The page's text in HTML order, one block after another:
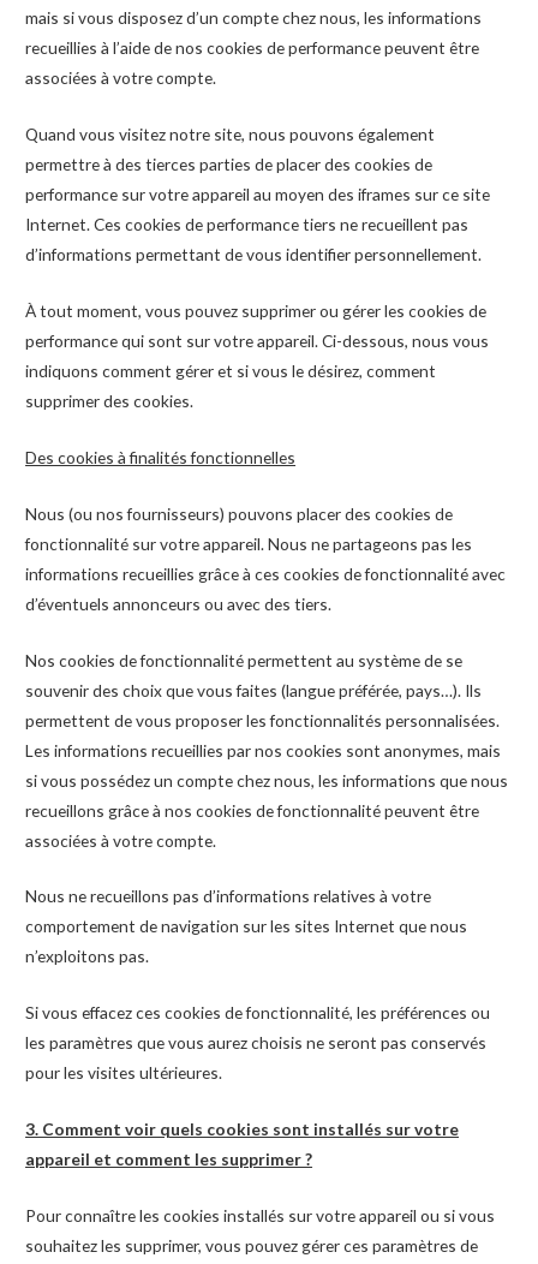
mais si vous disposez d’un compte chez nous, les informations
recueillies à l’aide de nos cookies de performance peuvent être
associées à votre compte.
Quand vous visitez notre site, nous pouvons également
permettre à des tierces parties de placer des cookies de
performance sur votre appareil au moyen des iframes sur ce site
Internet. Ces cookies de performance tiers ne recueillent pas
d’informations permettant de vous identifier personnellement.
À tout moment, vous pouvez supprimer ou gérer les cookies de
performance qui sont sur votre appareil. Ci-dessous, nous vous
indiquons comment gérer et si vous le désirez, comment
supprimer des cookies.
Des cookies à finalités fonctionnelles
Nous (ou nos fournisseurs) pouvons placer des cookies de
fonctionnalité sur votre appareil. Nous ne partageons pas les
informations recueillies grâce à ces cookies de fonctionnalité avec
d’éventuels annonceurs ou avec des tiers.
Nos cookies de fonctionnalité permettent au système de se
souvenir des choix que vous faites (langue préférée, pays…). Ils
permettent de vous proposer les fonctionnalités personnalisées.
Les informations recueillies par nos cookies sont anonymes, mais
si vous possédez un compte chez nous, les informations que nous
recueillons grâce à nos cookies de fonctionnalité peuvent être
associées à votre compte.
Nous ne recueillons pas d’informations relatives à votre
comportement de navigation sur les sites Internet que nous
n’exploitons pas.
Si vous effacez ces cookies de fonctionnalité, les préférences ou
les paramètres que vous aurez choisis ne seront pas conservés
pour les visites ultérieures.
3. Comment voir quels cookies sont installés sur votre
appareil et comment les supprimer ?
Pour connaître les cookies installés sur votre appareil ou si vous
souhaitez les supprimer, vous pouvez gérer ces paramètres de